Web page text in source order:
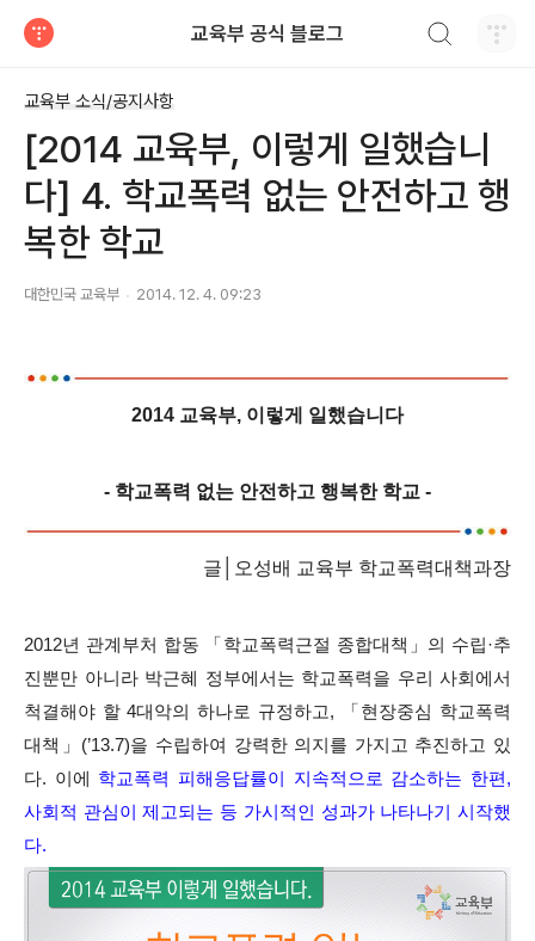
교육부 공식 블로그
교육부 소식/공지사항
[2014 교육부, 이렇게 일했습니
다] 4. 학교폭력 없는 안전하고 행
복한 학교
대한민국 교육부 2014. 12. 4. 09:23
2014 교육부, 이렇게 일했습니다
- 학교폭력 없는 안전하고 행복한 학교 -
글│오성배 교육부 학교폭력대책과장
2012년 관계부처 합동 「학교폭력근절 종합대책」의 수립·추
진뿐만 아니라 박근혜 정부에서는 학교폭력을 우리 사회에서
척결해야 할 4대악의 하나로 규정하고, 「현장중심 학교폭력
대책」(’13.7)을 수립하여 강력한 의지를 가지고 추진하고 있
다. 이에 학교폭력 피해응답률이 지속적으로 감소하는 한편,
사회적 관심이 제고되는 등 가시적인 성과가 나타나기 시작했
다.